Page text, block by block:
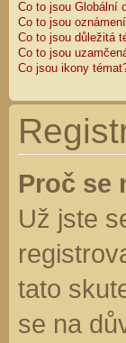
Co to jsou Globální
Co to jsou
Co to jsou důležitá
Co to jsou
Co jsou ikony
Proč se
Už jste
tato
se na